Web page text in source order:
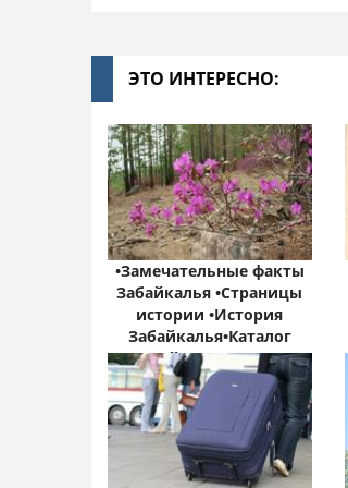
ЭТО ИНТЕРЕСНО:
•Замечательные факты
Забайкалья •Страницы
истории •История
Забайкалья•Каталог
статей•Атамановка -
Онлайн• Забайкальский
край: цифры и факты